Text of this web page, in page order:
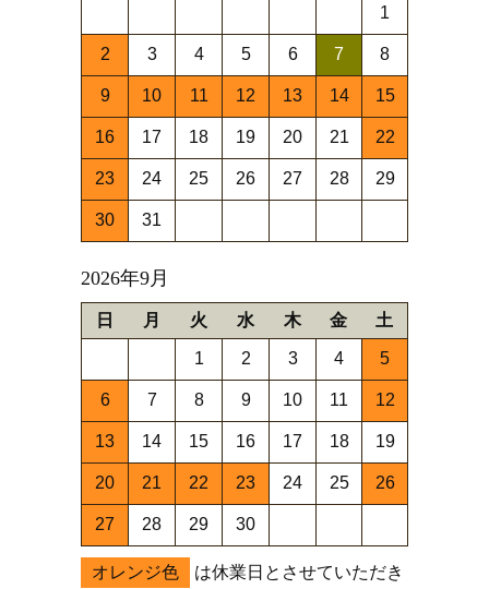
1
2 3 4 5 6 7 8
9 10 11 12 13 14 15
16 17 18 19 20 21 22
23 24 25 26 27 28 29
30 31
2026年9月
日 月 火 水 木 金 土
1 2 3 4 5
6 7 8 9 10 11 12
13 14 15 16 17 18 19
20 21 22 23 24 25 26
27 28 29 30
オレンジ色
は休業日とさせていただき